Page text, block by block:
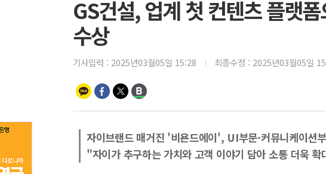
GS건설, 업계 첫 컨텐츠 플랫
수상
기사입력 : 2025년03월05일 15:28 최종수정 : 2025년03월05일
자이브랜드 매거진 '비욘드에이', UI부문·커뮤니케이션
"자이가 추구하는 가치와 고객 이야기 담아 소통 더욱